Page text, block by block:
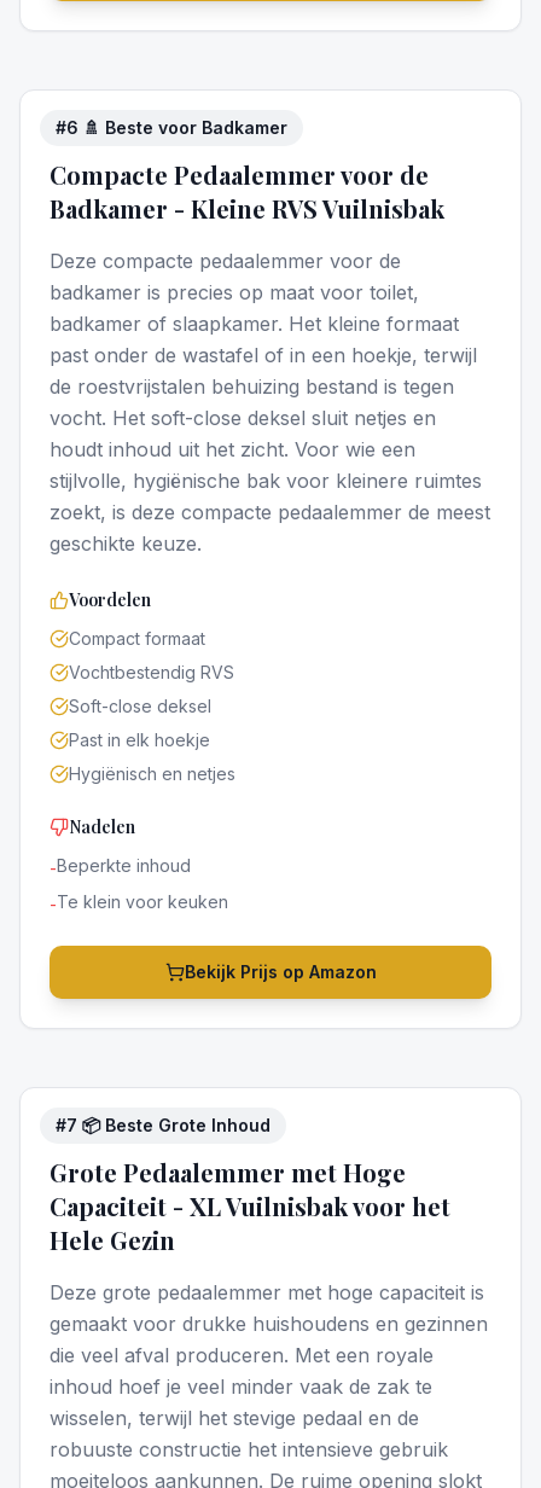
#6 🚿 Beste voor Badkamer
4/5
Compacte Pedaalemmer voor de
Badkamer - Kleine RVS Vuilnisbak
Deze compacte pedaalemmer voor de
badkamer is precies op maat voor toilet,
badkamer of slaapkamer. Het kleine formaat
past onder de wastafel of in een hoekje, terwijl
de roestvrijstalen behuizing bestand is tegen
vocht. Het soft-close deksel sluit netjes en
houdt inhoud uit het zicht. Voor wie een
stijlvolle, hygiënische bak voor kleinere ruimtes
zoekt, is deze compacte pedaalemmer de meest
geschikte keuze.
Voordelen
Compact formaat
Vochtbestendig RVS
Soft-close deksel
Past in elk hoekje
Hygiënisch en netjes
Nadelen
-Beperkte inhoud
-Te klein voor keuken
Bekijk Prijs op Amazon
#7 📦 Beste Grote Inhoud
5/5
Grote Pedaalemmer met Hoge
Capaciteit - XL Vuilnisbak voor het
Hele Gezin
Deze grote pedaalemmer met hoge capaciteit is
gemaakt voor drukke huishoudens en gezinnen
die veel afval produceren. Met een royale
inhoud hoef je veel minder vaak de zak te
wisselen, terwijl het stevige pedaal en de
robuuste constructie het intensieve gebruik
moeiteloos aankunnen. De ruime opening slokt